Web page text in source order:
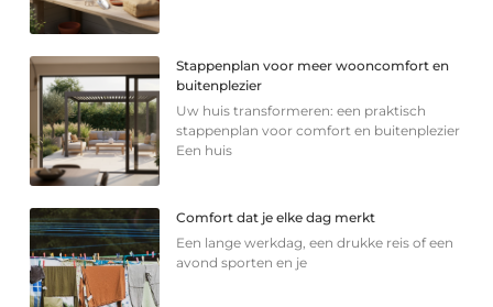
Stappenplan voor meer wooncomfort en
buitenplezier
Uw huis transformeren: een praktisch
stappenplan voor comfort en buitenplezier
Een huis
Comfort dat je elke dag merkt
Een lange werkdag, een drukke reis of een
avond sporten en je